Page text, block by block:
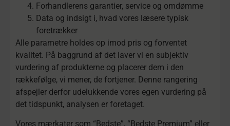
Forhandlerens garantier, service og omdømme
Data og indsigt i, hvad vores læsere typisk
foretrækker
Alle parametre holdes op imod pris og forventet
kvalitet. På baggrund af det laver vi en subjektiv
vurdering af produkterne og placerer dem i den
rækkefølge, vi mener, de fortjener. Denne rangering
afspejler derfor udelukkende vores egen vurdering på
det tidspunkt, analysen er foretaget.
Vores mærkater som “Bedste”, “Bedste Premium” eller